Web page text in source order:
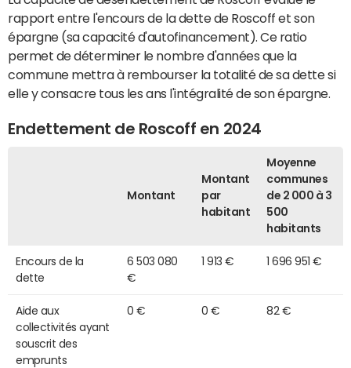
rapport entre l'encours de la dette de Roscoff et son
épargne (sa capacité d'autofinancement). Ce ratio
permet de déterminer le nombre d'années que la
commune mettra à rembourser la totalité de sa dette si
elle y consacre tous les ans l'intégralité de son épargne.
Endettement de Roscoff en 2024
Montant
Montant
par
habitant
Moyenne
communes
de 2 000 à 3
500
habitants
Encours de la
dette
6 503 080
€
1 913 € 1 696 951 €
Aide aux
collectivités ayant
souscrit des
emprunts
0 € 0 € 82 €